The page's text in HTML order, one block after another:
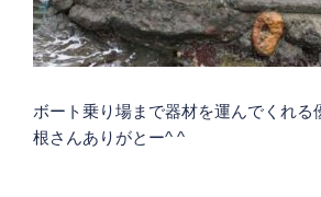
ボート乗り場まで器材を運んでくれる
根さんありがとー^ ^